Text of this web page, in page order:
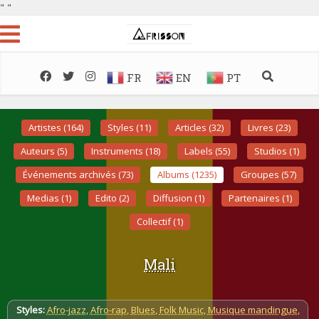
" "
FR EN PT
Artistes (164) Styles (11) Articles (32)
Livres (23)
Auteurs (5)
Instruments (18) Labels (55)
Studios (1)
Événements archivés (73)
Albums (1235)
Groupes (57)
Medias (1)
Edito (2) Diffusion (1)
Partenaires (1)
Collectif (1)
Mali
Styles:Afro-jazz,Afro-rap, Blues, Folk Music, Musique mandingue,